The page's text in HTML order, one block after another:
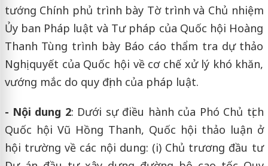
tướng Chính phủ trình bày Tờ trình và Chủ nhiệm
Ủy ban Pháp luật và Tư pháp của Quốc hội Hoàng
Thanh Tùng trình bày Báo cáo thẩm tra dự thảo
Nghị quyết của Quốc hội về cơ chế xử lý khó khăn,
vướng mắc do quy định của pháp luật.
- Nội dung 2: Dưới sự điều hành của Phó Chủ tịch
Quốc hội Vũ Hồng Thanh, Quốc hội thảo luận ở
hội trường về các nội dung: (i) Chủ trương đầu tư